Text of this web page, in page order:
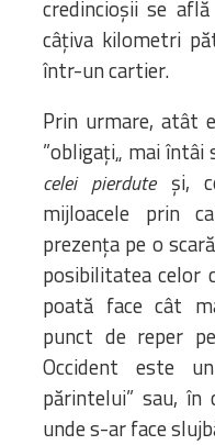
credincioșii se
câțiva kilometri
într-un cartier.
Prin urmare, atât
”obligați„ mai întâi
celei pierduteși,
mijloacele prin
prezența pe o
posibilitatea celor
poată face cât
punct de reper
Occident este
părintelui” sau,
unde s-ar face